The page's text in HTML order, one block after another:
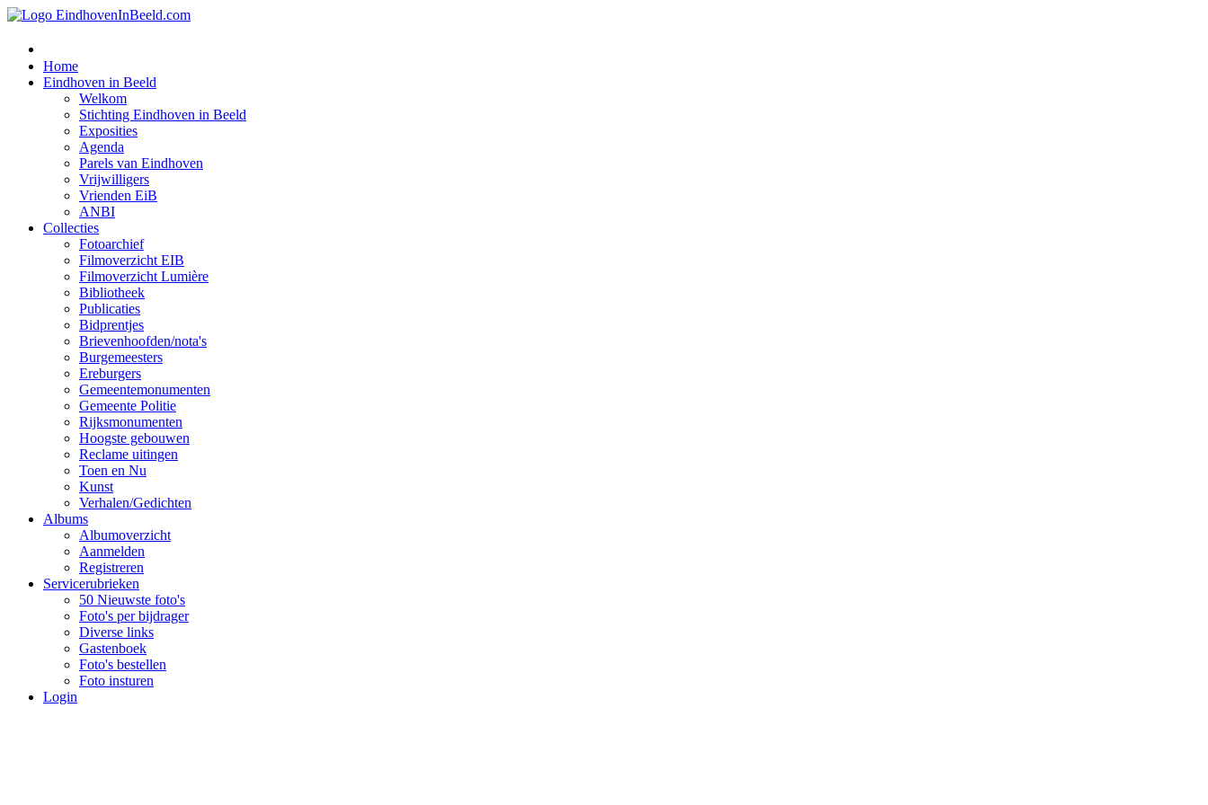
Home
Eindhoven in Beeld
Welkom
Stichting Eindhoven in Beeld
Exposities
Agenda
Parels van Eindhoven
Vrijwilligers
Vrienden EiB
ANBI
Collecties
Fotoarchief
Filmoverzicht EIB
Filmoverzicht Lumière
Bibliotheek
Publicaties
Bidprentjes
Brievenhoofden/nota's
Burgemeesters
Ereburgers
Gemeentemonumenten
Gemeente Politie
Rijksmonumenten
Hoogste gebouwen
Reclame uitingen
Toen en Nu
Kunst
Verhalen/Gedichten
Albums
Albumoverzicht
Aanmelden
Registreren
Servicerubrieken
50 Nieuwste foto's
Foto's per bijdrager
Diverse links
Gastenboek
Foto's bestellen
Foto insturen
Login